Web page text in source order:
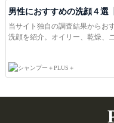
つコスメ総合サイトを目指して
男性におすすめの洗顔４選
当サイト独自の調査結果からお
洗顔を紹介。オイリー、乾燥、
ｐH等を独自に調査し、本当に
しています。日本一役に立つコ
PLUS＋